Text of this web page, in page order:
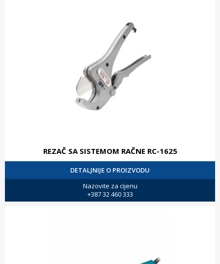
REZAČ SA SISTEMOM RAČNE RC-1625
DETALJNIJE O PROIZVODU
Nazovite za cijenu
+387 32 460 333